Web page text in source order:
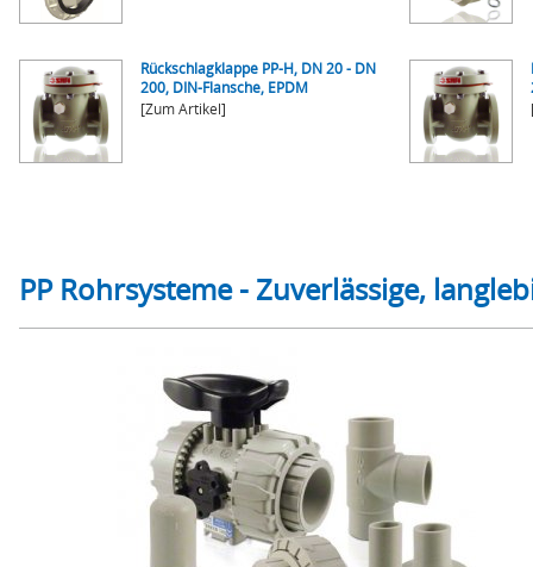
Rückschlagklappe PP-H, DN 20 - DN
200, DIN-Flansche, EPDM
[Zum Artikel]
PP Rohrsysteme - Zuverlässige,